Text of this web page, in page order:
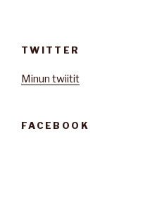
TWITTER
Minun twiitit
FACEBOOK